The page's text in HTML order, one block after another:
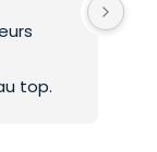
top.